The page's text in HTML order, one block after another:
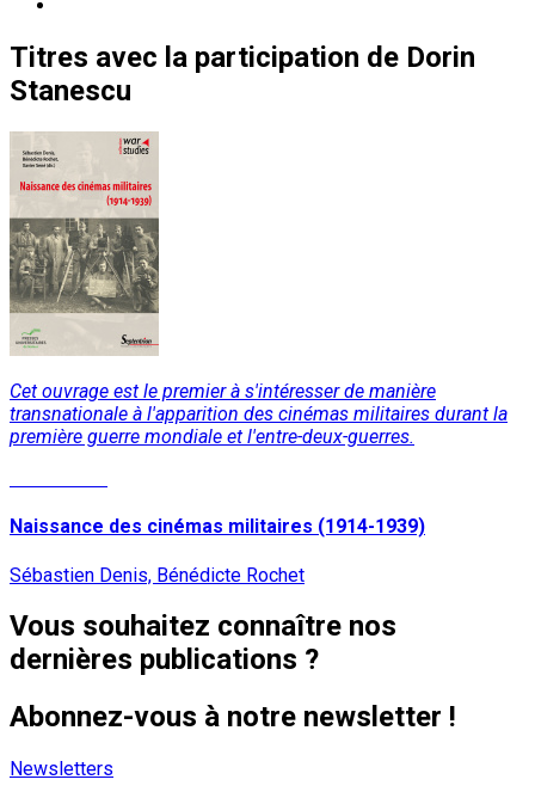
Titres avec la participation de Dorin
Stanescu
Cet ouvrage est le premier à s'intéresser de manière
transnationale à l'apparition des cinémas militaires durant la
première guerre mondiale et l'entre-deux-guerres.
Naissance des cinémas militaires (1914-1939)
Sébastien Denis, Bénédicte Rochet
Vous souhaitez connaître nos
dernières publications ?
Abonnez-vous à notre newsletter !
Newsletters